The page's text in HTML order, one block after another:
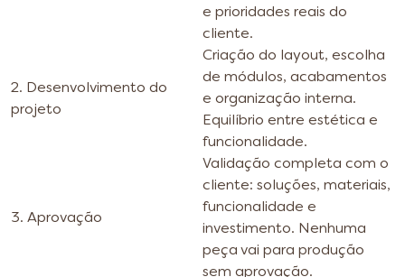
e prioridades reais do
cliente.
2. Desenvolvimento do
projeto
Criação do layout, escolha
de módulos, acabamentos
e organização interna.
Equilíbrio entre estética e
funcionalidade.
3. Aprovação
Validação completa com o
cliente: soluções, materiais,
funcionalidade e
investimento. Nenhuma
peça vai para produção
sem aprovação.